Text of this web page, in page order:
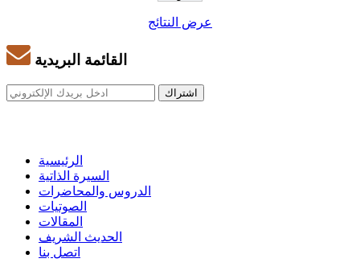
عرض النتائج
القائمة البريدية
الرئيسية
السيرة الذاتية
الدروس والمحاضرات
الصوتيات
المقالات
الحديث الشريف
اتصل بنا